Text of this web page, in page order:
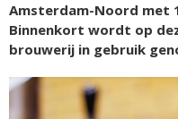
Amsterdam-Noord met
Binnenkort wordt op
brouwerij in gebruik